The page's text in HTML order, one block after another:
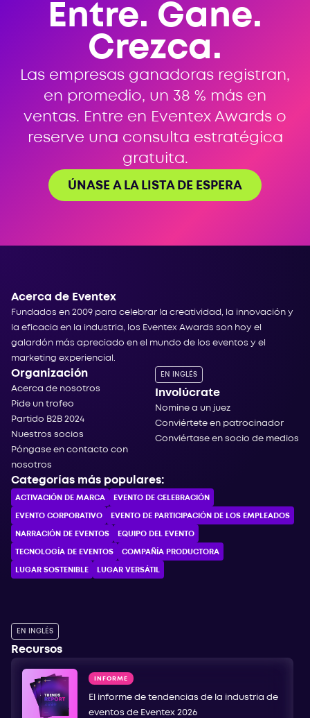
Entre. Gane.
Crezca.
Las empresas ganadoras registran,
en promedio, un 38 % más en
ventas. Entre en Eventex Awards o
reserve una consulta estratégica
gratuita.
ÚNASE A LA LISTA DE ESPERA
Acerca de Eventex
Fundados en 2009 para celebrar la creatividad, la innovación y
la eficacia en la industria, los Eventex Awards son hoy el
galardón más apreciado en el mundo de los eventos y el
marketing experiencial.
Organización
Acerca de nosotros
Pide un trofeo
Partido B2B 2024
Nuestros socios
Póngase en contacto con
nosotros
EN INGLÉS
Involúcrate
Nomine a un juez
Conviértete en patrocinador
Conviértase en socio de medios
Categorías más populares:
ACTIVACIÓN DE MARCA EVENTO DE CELEBRACIÓN
EVENTO CORPORATIVO EVENTO DE PARTICIPACIÓN DE LOS EMPLEADOS
NARRACIÓN DE EVENTOS EQUIPO DEL EVENTO
TECNOLOGÍA DE EVENTOS COMPAÑÍA PRODUCTORA
LUGAR SOSTENIBLE LUGAR VERSÁTIL
EN INGLÉS
Recursos
INFORME
El informe de tendencias de la industria de
eventos de Eventex 2026